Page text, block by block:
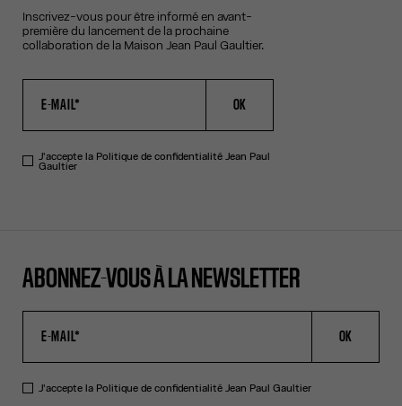
Inscrivez-vous pour être informé en avant-
première du lancement de la prochaine
collaboration de la Maison Jean Paul Gaultier.
OK
J'accepte la Politique de confidentialitéJean Paul
Gaultier
ABONNEZ-VOUS À LA NEWSLETTER
OK
J'accepte la Politique de confidentialitéJean Paul Gaultier